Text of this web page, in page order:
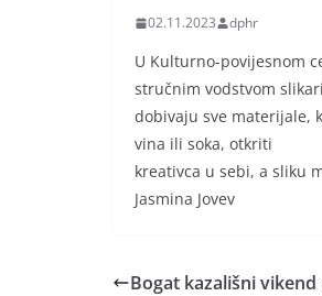
02.11.2023 dphr
U Kulturno-povijesnom
stručnim vodstvom
dobivaju sve materijale,
vina ili soka, otkriti
kreativca u sebi, a sliku
Jasmina Jovev
Bogat kazališni vikend